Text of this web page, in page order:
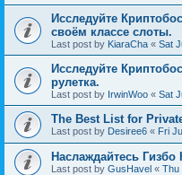
Исследуйте
своём классе слоты.
Last post by KiaraCha « Sat
Исследуйте
рулетка.
Last post by IrwinWoo « Sat
The Best List for
Last post by Desiree6 « Fri
Наслаждайтесь
Last post by GusHavel « Thu